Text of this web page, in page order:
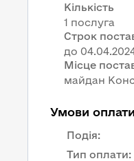
Кількість
1 послуга
Строк
Місце
майдан
Умови оплати
Подія:
Тип оплати: